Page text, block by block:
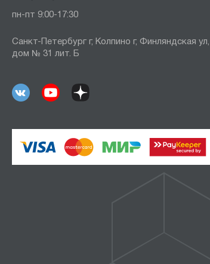
пн-пт 9:00-17:30
Санкт-Петербург г, Колпино г, Финляндская ул,
дом № 31 лит. Б